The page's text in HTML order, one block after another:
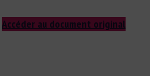
Accéder au document original